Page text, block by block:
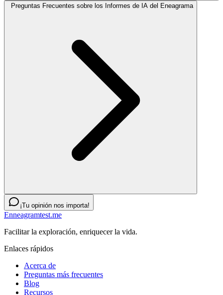
Preguntas Frecuentes sobre los Informes de IA del Eneagrama
¡Tu opinión nos importa!
Enneagramtest.me
Facilitar la exploración, enriquecer la vida.
Enlaces rápidos
Acerca de
Preguntas más frecuentes
Blog
Recursos